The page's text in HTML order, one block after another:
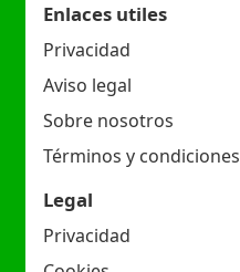
Enlaces utiles
Privacidad
Aviso legal
Sobre nosotros
Términos y condiciones
Legal
Privacidad